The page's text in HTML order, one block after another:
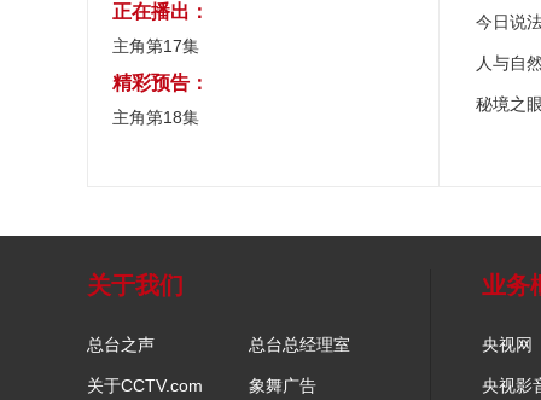
正在播出：
主角第17集
精彩预告：
主角第18集
今日说
人与自
秘境之
关于我们
总台之声 总台总经理室
关于CCTV.com 象舞广告
业务
央视网
央视影